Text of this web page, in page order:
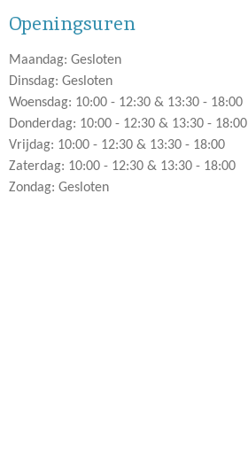
Openingsuren
Maandag: Gesloten
Dinsdag: Gesloten
Woensdag: 10:00 - 12:30 & 13:30 - 18:00
Donderdag: 10:00 - 12:30 & 13:30 - 18:00
Vrijdag: 10:00 - 12:30 & 13:30 - 18:00
Zaterdag: 10:00 - 12:30 & 13:30 - 18:00
Zondag: Gesloten